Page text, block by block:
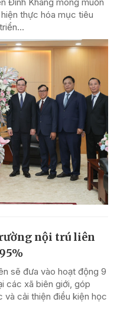
thực hóa mục tiêu
nội trú liên
sẽ đưa vào hoạt động 9
các xã biên giới, góp
và cải thiện điều kiện học